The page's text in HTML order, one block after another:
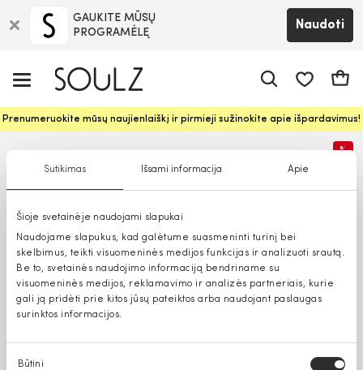
Sutikimas Išsami informacija Apie
Šioje svetainėje naudojami slapukai
Naudojame slapukus, kad galėtume suasmeninti turinį bei
skelbimus, teikti visuomeninės medijos funkcijas ir analizuoti srautą.
Be to, svetainės naudojimo informaciją bendriname su
visuomeninės medijos, reklamavimo ir analizės partneriais, kurie
gali ją pridėti prie kitos jūsų pateiktos arba naudojant paslaugas
surinktos informacijos.
Sutikimo
Būtini
GAUKITE MŪSŲ
PROGRAMĖLĘ
Naudoti
Prenumeruokite mūsų naujienlaiškį ir pirmieji sužinokite apie išpardavimus!
%